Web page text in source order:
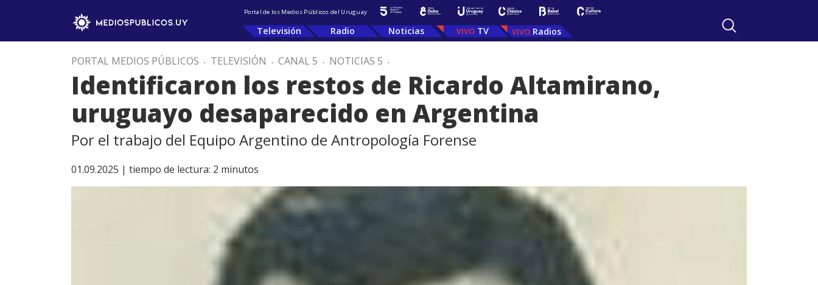
Portal de los Medios Públicos del Uruguay
Televisión Radio Noticias TV Radios
PORTAL MEDIOS PÚBLICOS . TELEVISIÓN . CANAL 5 . NOTICIAS 5 .
Identificaron los restos de Ricardo Altamirano,
uruguayo desaparecido en Argentina
Por el trabajo del Equipo Argentino de Antropología Forense
01.09.2025 | tiempo de lectura: 2 minutos